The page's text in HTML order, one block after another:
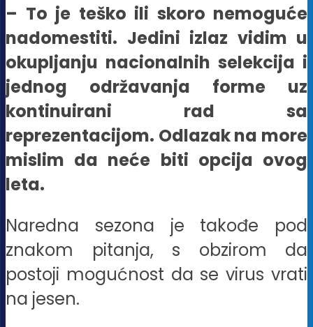
– To je teško ili skoro nemoguće
nadomestiti. Jedini izlaz vidim u
okupljanju nacionalnih selekcija i
jednog održavanja forme uz
kontinuirani rad sa
reprezentacijom. Odlazak na more
mislim da neće biti opcija ovog
leta.
Naredna sezona je takođe pod
znakom pitanja, s obzirom da
postoji mogućnost da se virus vrati
na jesen.